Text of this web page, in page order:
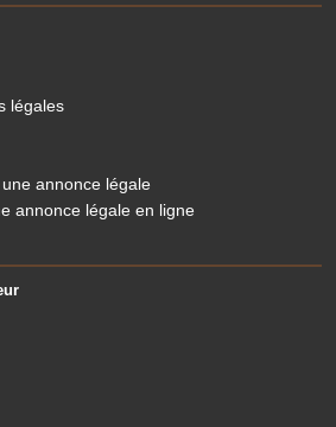
légales
annonce légale
annonce légale en ligne